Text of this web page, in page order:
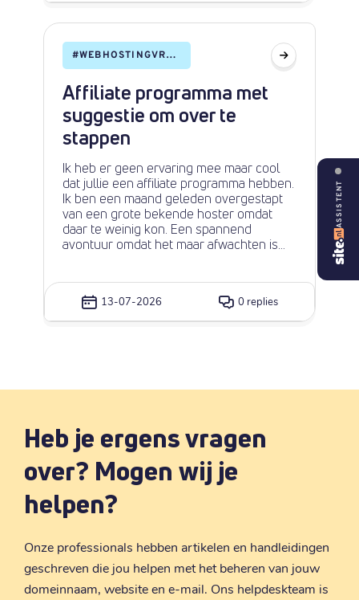
subdomein. Wordt dit automatisch
aangemaakt door site.nl, of moet ik dit
'mail.domeinnaam.be' , wat een
subdomein is van domeinnaam.be
geredirect naar https://mail.site.eu/
#WEBHOSTINGVRAGEN
Affiliate programma met
suggestie om over te
stappen
Ik heb er geen ervaring mee maar cool
dat jullie een affiliate programma hebben.
Ik ben een maand geleden overgestapt
van een grote bekende hoster omdat
daar te weinig kon. Een spannend
avontuur omdat het maar afwachten is
ik zet onderaan mijn hoofdsite
https://www.rudymentair.nl de overstap-
13-07-2026 0 replies
Heb je ergens vragen
over? Mogen wij je
helpen?
Onze professionals hebben artikelen en handleidingen
geschreven die jou helpen met het beheren van jouw
domeinnaam, website en e-mail. Ons helpdeskteam is
ASSISTENT